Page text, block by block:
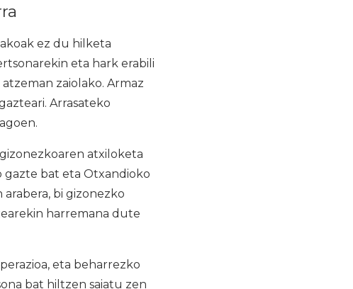
ez du hilketa
eta hark erabili
zaiolako. Armaz
Arrasateko
atxiloketa
gazte bat eta Otxandioko
bi gizonezko
harremana dute
eta beharrezko
bat hiltzen saiatu zen